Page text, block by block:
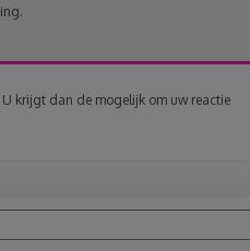
krijgt dan de mogelijk om uw reactie